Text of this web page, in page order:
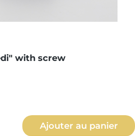
with screw
: Entrez la
Ajouter au panier